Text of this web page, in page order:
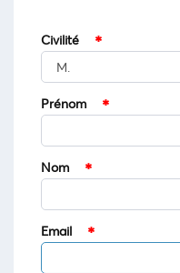
Civilité
Prénom
Nom
Email